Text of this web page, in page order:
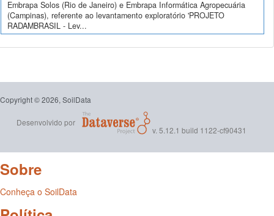
Embrapa Solos (Rio de Janeiro) e Embrapa Informática Agropecuária
(Campinas), referente ao levantamento exploratório 'PROJETO
RADAMBRASIL - Lev...
Copyright © 2026, SoilData
Desenvolvido por
v. 5.12.1 build 1122-cf90431
Sobre
Conheça o SoilData